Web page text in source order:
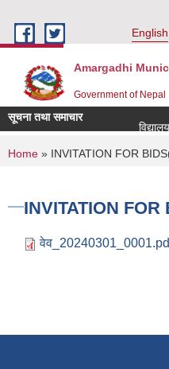
English
Amargadhi
Government of Nepal
सूचना तथा समाचार
You are here
Home » INVITATION FOR
INVITATION FOR